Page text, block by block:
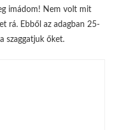
imádom! Nem volt mit
rá. Ebből az adagban 25-
szaggatjuk őket.